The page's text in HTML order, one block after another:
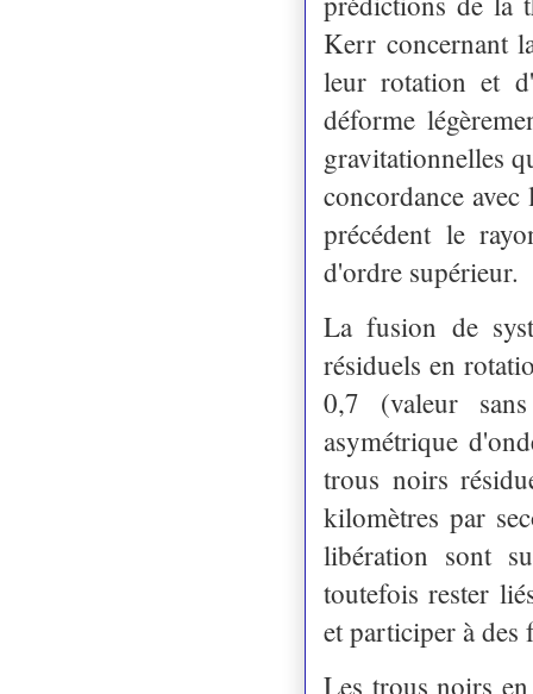
Kerr concernant
leur rotation et
déforme
gravitationnelles
concordance
précédent le
d'ordre supérieur.
La fusion de
résiduels en
0,7 (valeur
asymétrique
trous noirs
kilomètres par
libération sont
toutefois rester
et participer à des
Les trous noirs